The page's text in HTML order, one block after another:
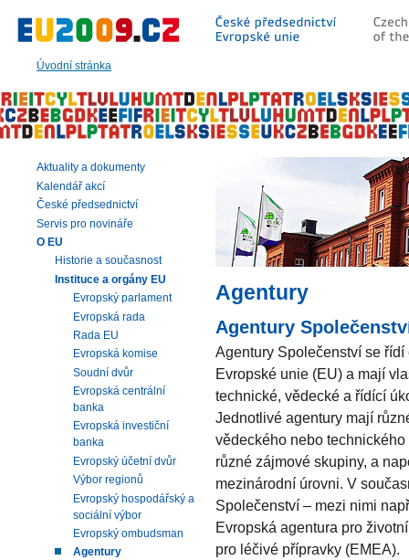
Úvodní stránka
hlavní
|
navigaci
|
vyhledávání
Agentury
Agentury
Agentury Společenství se
Evropské unie (EU) a mají
technické, vědecké a řídící
Jednotlivé agentury mají
vědeckého nebo
různé zájmové skupiny, a
mezinárodní úrovni. V
Společenství – mezi nimi
Evropská agentura pro
pro léčivé přípravky (EMEA).
Aktuality a dokumenty
Kalendář akcí
České předsednictví
Servis pro novináře
O EU
Historie a současnost
Instituce a orgány EU
Evropský parlament
Evropská rada
Rada EU
Evropská komise
Soudní dvůr
Evropská centrální
banka
Evropská investiční
banka
Evropský účetní dvůr
Výbor regionů
Evropský hospodářský a
sociální výbor
Evropský ombudsman
Agentury